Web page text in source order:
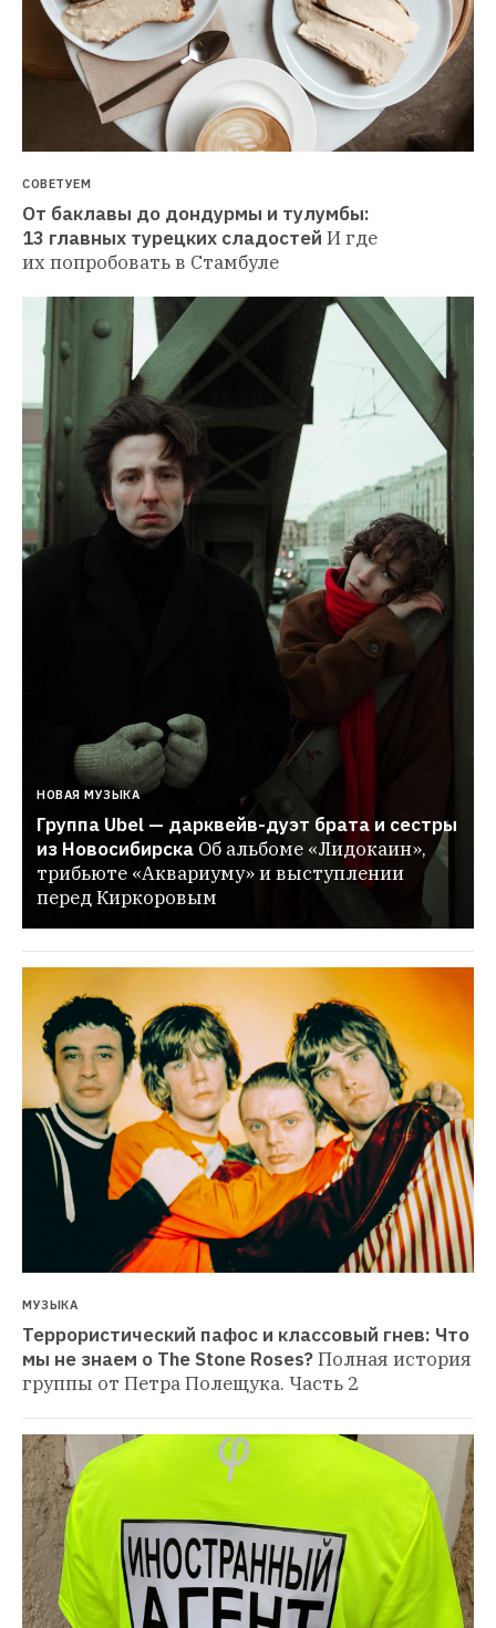
СОВЕТУЕМ
От баклавы до дондурмы и тулумбы:
13 главных турецких сладостей И где
их попробовать в Стамбуле
НОВАЯ МУЗЫКА
Группа Ubel — дарквейв-дуэт брата и сестры
из Новосибирска Об альбоме «Лидокаин»,
трибьюте «Аквариуму» и выступлении
перед Киркоровым
МУЗЫКА
Террористический пафос и классовый гнев: Что
мы не знаем о The Stone Roses?Полная история
группы от Петра Полещука. Часть 2